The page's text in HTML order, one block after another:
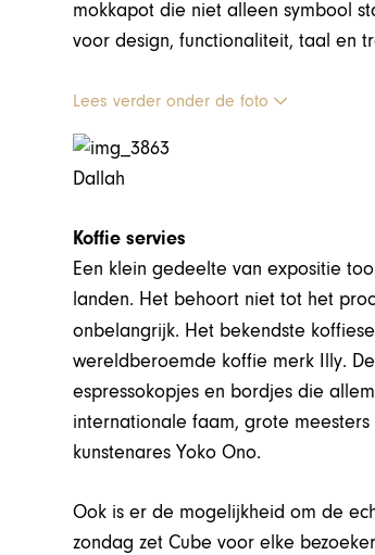
mokkapot die niet alleen symbool
voor design, functionaliteit, taal en
Lees verder onder de foto
Dallah
Koffie servies
Een klein gedeelte van expositie
landen. Het behoort niet tot het
onbelangrijk. Het bekendste
wereldberoemde koffie merk Illy.
espressokopjes en bordjes die
internationale faam, grote
kunstenares Yoko Ono.
Ook is er de mogelijkheid om de
zondag zet Cube voor elke